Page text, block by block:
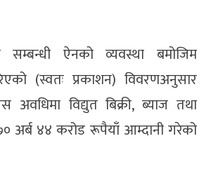
ऐनको व्यवस्था बमोजिम
(स्वतः प्रकाशन) विवरणअनुसार
अवधिमा विद्युत बिक्री, ब्याज तथा
अर्ब ४४ करोड रूपैयाँ आम्दानी गरेको